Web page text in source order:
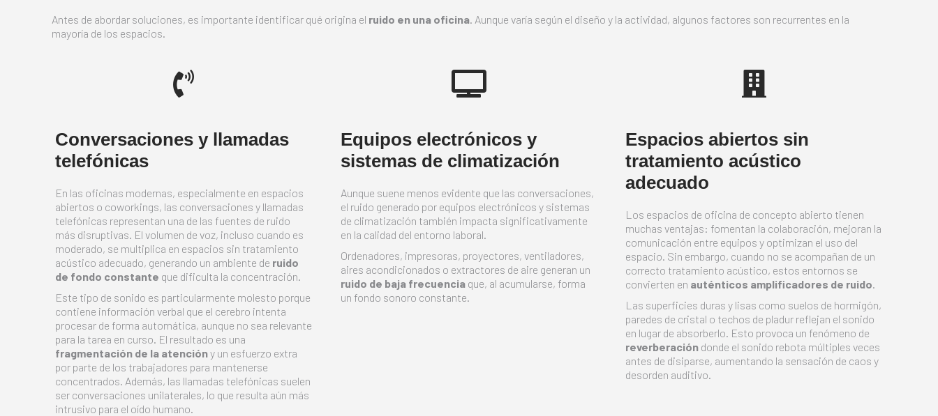
Antes de abordar soluciones, es importante identificar qué origina el ruido en una oficina . Aunque varía según el diseño y la actividad, algunos factores son recurrentes en la
mayoría de los espacios.
Conversaciones y llamadas
telefónicas
En las oficinas modernas, especialmente en espacios
abiertos o coworkings, las conversaciones y llamadas
telefónicas representan una de las fuentes de ruido
más disruptivas. El volumen de voz, incluso cuando es
moderado, se multiplica en espacios sin tratamiento
acústico adecuado, generando un ambiente de ruido
de fondo constante que dificulta la concentración.
Este tipo de sonido es particularmente molesto porque
contiene información verbal que el cerebro intenta
procesar de forma automática, aunque no sea relevante
para la tarea en curso. El resultado es una
fragmentación de la atencióny un esfuerzo extra
por parte de los trabajadores para mantenerse
concentrados. Además, las llamadas telefónicas suelen
ser conversaciones unilaterales, lo que resulta aún más
intrusivo para el oído humano.
Equipos electrónicos y
sistemas de climatización
Aunque suene menos evidente que las conversaciones,
el ruido generado por equipos electrónicos y sistemas
de climatización también impacta significativamente
en la calidad del entorno laboral.
Ordenadores, impresoras, proyectores, ventiladores,
aires acondicionados o extractores de aire generan un
ruido de baja frecuenciaque, al acumularse, forma
un fondo sonoro constante.
Espacios abiertos sin
tratamiento acústico
adecuado
Los espacios de oficina de concepto abierto tienen
muchas ventajas: fomentan la colaboración, mejoran la
comunicación entre equipos y optimizan el uso del
espacio. Sin embargo, cuando no se acompañan de un
correcto tratamiento acústico, estos entornos se
convierten en auténticos amplificadores de ruido
Las superficies duras y lisas como suelos de hormigón,
paredes de cristal o techos de pladur reflejan el sonido
en lugar de absorberlo. Esto provoca un fenómeno de
reverberación donde el sonido rebota múltiples veces
antes de disiparse, aumentando la sensación de caos y
desorden auditivo.